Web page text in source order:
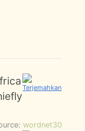
wordnet30